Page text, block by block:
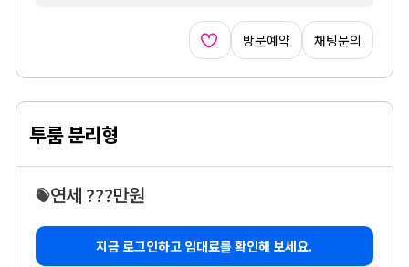
방문예약 채팅문의
투룸 분리형
연세 ???만원
지금 로그인하고 임대료를 확인해 보세요.